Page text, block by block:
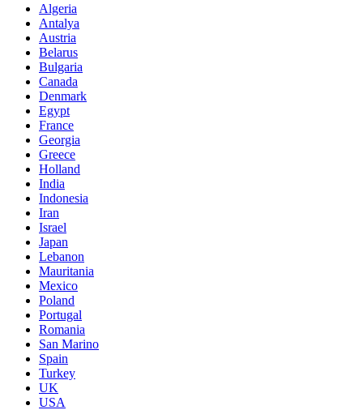
Algeria
Antalya
Austria
Belarus
Bulgaria
Canada
Denmark
Egypt
France
Georgia
Greece
Holland
India
Indonesia
Iran
Israel
Japan
Lebanon
Mauritania
Mexico
Poland
Portugal
Romania
San Marino
Spain
Turkey
UK
USA